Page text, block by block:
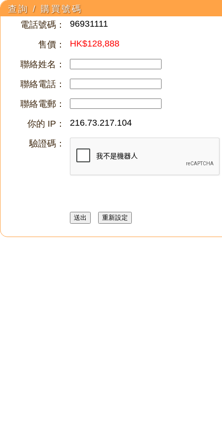
查詢 / 購買號碼
電話號碼：
96931111
售價： HK$128,888
聯絡姓名：
聯絡電話：
聯絡電郵：
你的 IP：
216.73.217.104
驗證碼：